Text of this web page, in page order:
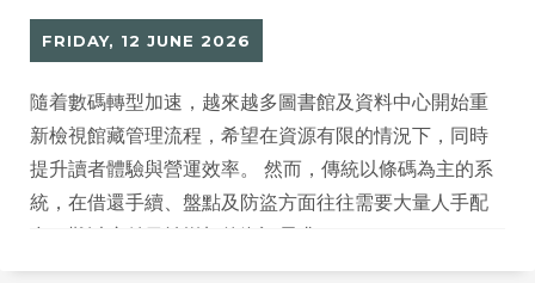
FRIDAY, 12 JUNE 2026
隨着數碼轉型加速，越來越多圖書館及資料中心開始重
新檢視館藏管理流程，希望在資源有限的情況下，同時
提升讀者體驗與營運效率。 然而，傳統以條碼為主的系
統，在借還手續、盤點及防盜方面往往需要大量人手配